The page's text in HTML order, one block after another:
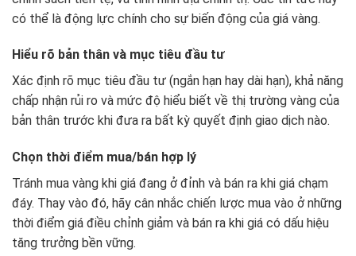
có thể là động lực chính cho sự biến động của giá vàng.
Hiểu rõ bản thân và mục tiêu đầu tư
Xác định rõ mục tiêu đầu tư (ngắn hạn hay dài hạn), khả năng
chấp nhận rủi ro và mức độ hiểu biết về thị trường vàng của
bản thân trước khi đưa ra bất kỳ quyết định giao dịch nào.
Chọn thời điểm mua/bán hợp lý
Tránh mua vàng khi giá đang ở đỉnh và bán ra khi giá chạm
đáy. Thay vào đó, hãy cân nhắc chiến lược mua vào ở những
thời điểm giá điều chỉnh giảm và bán ra khi giá có dấu hiệu
tăng trưởng bền vững.